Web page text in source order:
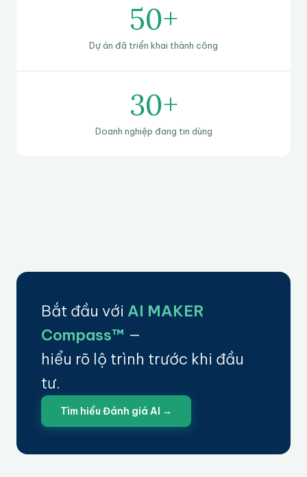
50+
Dự án đã triển khai thành công
30+
Doanh nghiệp đang tin dùng
Bắt đầu với AI MAKER
Compass™ —
hiểu rõ lộ trình trước khi đầu
tư.
Tìm hiểu Đánh giá AI →